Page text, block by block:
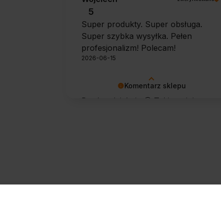
Komentarz sklepu
Bardzo dziękuję 🙂 Takie opinie
5
Super produkty. Super obsługa.
Super szybka wysyłka. Pełen
profesjonalizm! Polecam!
2026-06-15